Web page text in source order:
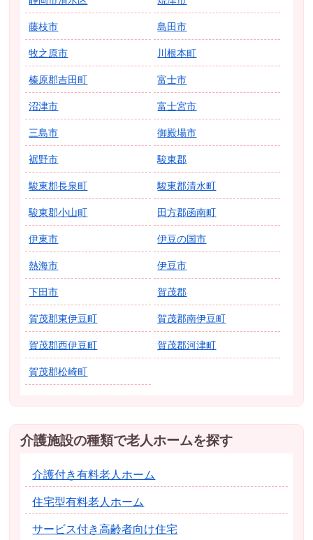
藤枝市 島田市
牧之原市 川根本町
榛原郡吉田町 富士市
沼津市 富士宮市
三島市 御殿場市
裾野市 駿東郡
駿東郡長泉町 駿東郡清水町
駿東郡小山町 田方郡函南町
伊東市 伊豆の国市
熱海市 伊豆市
下田市 賀茂郡
賀茂郡東伊豆町 賀茂郡南伊豆町
賀茂郡西伊豆町 賀茂郡河津町
賀茂郡松崎町
介護施設の種類で老人ホームを探す
介護付き有料老人ホーム
住宅型有料老人ホーム
サービス付き高齢者向け住宅